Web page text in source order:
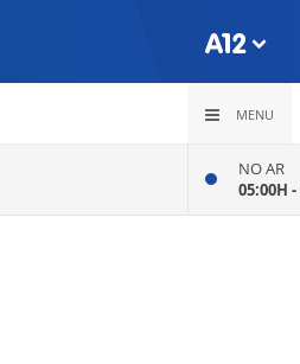
MENU
NO AR
05:00H -